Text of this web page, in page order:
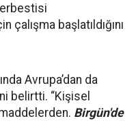
çalışma başlatıldığını
Avrupa’dan da
belirtti. “Kişisel
Birgün'de